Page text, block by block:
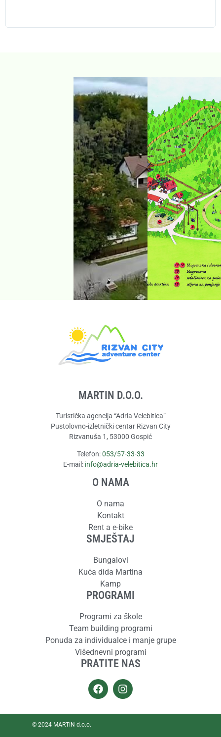
MARTIN D.O.O.
Turistička agencija “Adria Velebitica”
Pustolovno-izletnički centar Rizvan City
Rizvanuša 1, 53000 Gospić
Telefon:053/57-33-33
E-mail: info@adria-velebitica.hr
O NAMA
O nama
Kontakt
Rent a e-bike
SMJEŠTAJ
Bungalovi
Kuća dida Martina
Kamp
PROGRAMI
Programi za škole
Team building programi
Ponuda za individualce i manje grupe
Višednevni programi
PRATITE NAS
© 2024 MARTIN d.o.o.